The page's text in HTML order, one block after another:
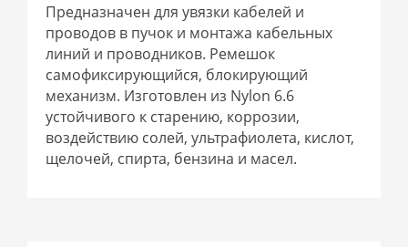
Предназначен для увязки кабелей и
проводов в пучок и монтажа кабельных
линий и проводников. Ремешок
самофиксирующийся, блокирующий
механизм. Изготовлен из Nylon 6.6
устойчивого к старению, коррозии,
воздействию солей, ультрафиолета, кислот,
щелочей, спирта, бензина и масел.